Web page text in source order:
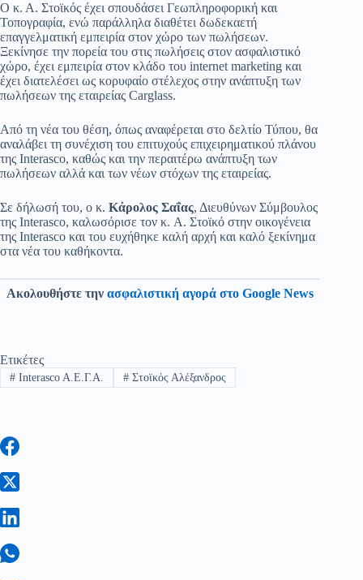
Ο κ. Α. Στοϊκός έχει σπουδάσει Γεωπληροφορική και
Τοπογραφία, ενώ παράλληλα διαθέτει δωδεκαετή
επαγγελματική εμπειρία στον χώρο των πωλήσεων.
Ξεκίνησε την πορεία του στις πωλήσεις στον ασφαλιστικό
χώρο, έχει εμπειρία στον κλάδο του internet marketing και
έχει διατελέσει ως κορυφαίο στέλεχος στην ανάπτυξη των
πωλήσεων της εταιρείας Carglass.
Από τη νέα του θέση, όπως αναφέρεται στο δελτίο Τύπου, θα
αναλάβει τη συνέχιση του επιτυχούς επιχειρηματικού πλάνου
της Interasco, καθώς και την περαιτέρω ανάπτυξη των
πωλήσεων αλλά και των νέων στόχων της εταιρείας.
Σε δήλωσή του, ο κ. Κάρολος Σαΐας, Διευθύνων Σύμβουλος
της Interasco, καλωσόρισε τον κ. A. Στοϊκό στην οικογένεια
της Interasco και του ευχήθηκε καλή αρχή και καλό ξεκίνημα
στα νέα του καθήκοντα.
Ακολουθήστε την ασφαλιστική αγορά στο Google News
Ετικέτες
#Interasco A.E.Γ.Α. #Στοϊκός Αλέξανδρος